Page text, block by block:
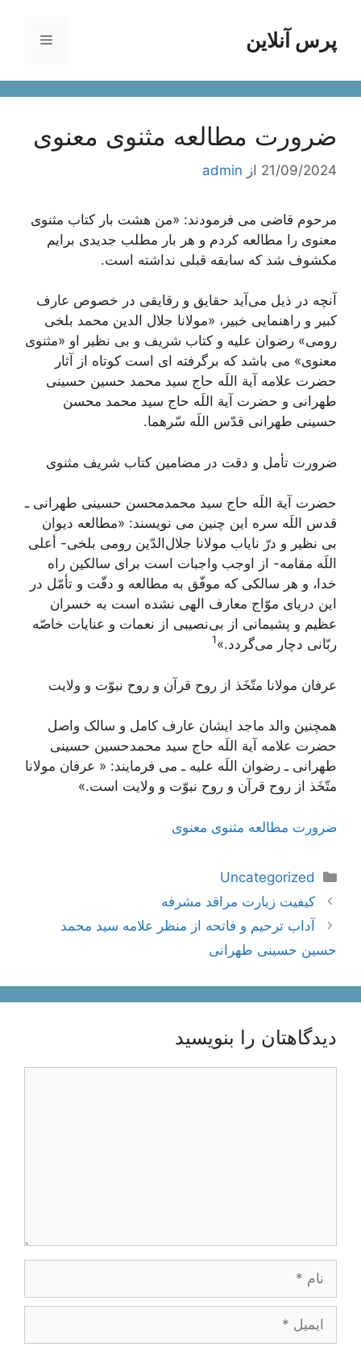
محتواپرس آنلاین فهرست
ضرورت مطالعه مثنوی معنوی
21/09/2024 از admin
مرحوم قاضى می ‌فرمودند: «من هشت بار كتاب مثنوى
معنوى را مطالعه كردم و هر بار مطلب جديدى برايم
مكشوف شد كه سابقه قبلى نداشته است.
آنچه در ذیل می‌آید حقایق و رقایقی در خصوص عارف
کبیر و راهنمایی خبیر، «مولانا جلال الدین محمد بلخی
رومی» رضوان علیه و کتاب شریف و بی نظیر او «مثنوی
معنوی» می باشد که برگرفته ای است کوتاه از آثار
حضرت علامه آیة اللَه حاج سید محمد حسین حسینی
طهرانی و حضرت آیة اللَه حاج سید محمد محسن
حسینی طهرانی قدّس اللَه سّرهما.
ضرورت تأمل و دقت در مضامین کتاب شریف مثنوی
حضرت آیة اللَه حاج سید محمد‌محسن حسینی طهرانی ـ
قدس اللَه سره این چنین می نویسند: «مطالعه ديوان
بى ‌نظير و درّ ناياب مولانا جلال‌الدّين رومى بلخى- أعلى
اللَه مقامه- از اوجب واجبات است براى سالكين راه
خدا، و هر سالكى كه موفّق به مطالعه و دقّت و تأمّل در
اين درياى موّاج معارف الهى نشده است به خسران
عظيم و پشيمانى از بى‌نصيبى از نعمات و عنايات خاصّه
ربّانى دچار مى‌گردد.»1
عرفان مولانا متّخَذ از روح قرآن و روح نبوّت و ولايت
همچنین والد ماجد ایشان عارف کامل و سالک واصل
حضرت علامه آیة اللَه حاج سید محمد‌حسین حسینی
طهرانی ـ رضوان اللَه علیه ـ می فرمایند: « عرفان مولانا
متّخَذ از روح قرآن و روح نبوّت و ولايت است.»
ضرورت مطالعه مثنوی معنوی
دسته‌ها
Uncategorized
ناوبری
نوشته‌ها
کیفیت زیارت مراقد مشرفه
آداب ترحیم و فاتحه از منظر علامه سید محمد
حسین حسینی طهرانی
دیدگاهتان را بنویسید